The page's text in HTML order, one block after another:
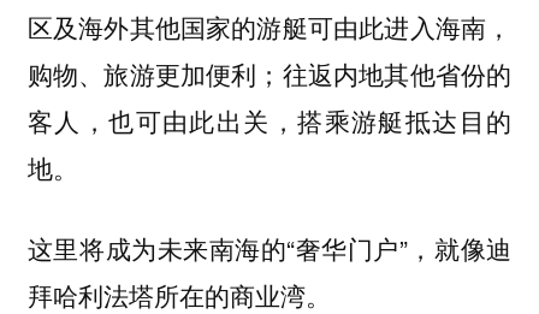
区及海外其他国家的游艇可由此进入海南，
购物、旅游更加便利；往返内地其他省份的
客人，也可由此出关，搭乘游艇抵达目的
地。
这里将成为未来南海的“奢华门户”，就像迪
拜哈利法塔所在的商业湾。